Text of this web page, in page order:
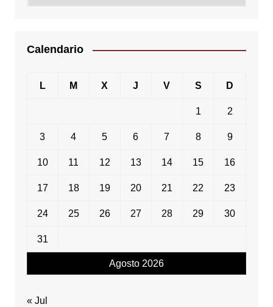
Calendario
Agosto 2026
L M X J V S D
1 2
3 4 5 6 7 8 9
10 11 12 13 14 15 16
17 18 19 20 21 22 23
24 25 26 27 28 29 30
31
« Jul